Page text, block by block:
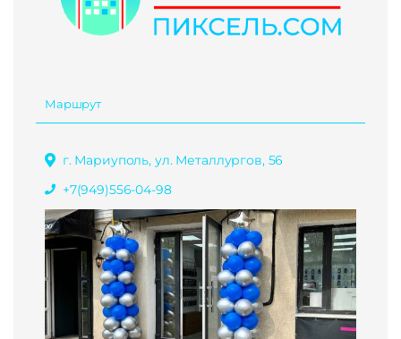
Маршрут
г. Мариуполь, ул. Металлургов, 56
+7(949)556-04-98